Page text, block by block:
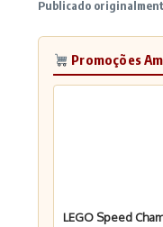
Publicado
Promoções
LEGO Speed